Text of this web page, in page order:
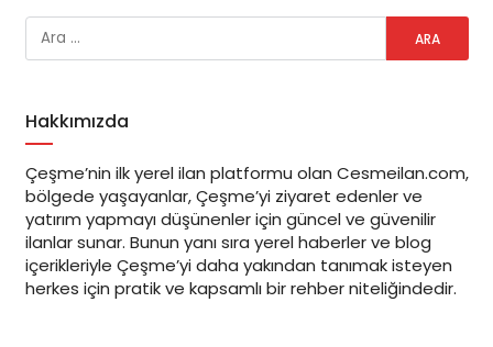
Hakkımızda
Çeşme’nin ilk yerel ilan platformu olan Cesmeilan.com,
bölgede yaşayanlar, Çeşme’yi ziyaret edenler ve
yatırım yapmayı düşünenler için güncel ve güvenilir
ilanlar sunar. Bunun yanı sıra yerel haberler ve blog
içerikleriyle Çeşme’yi daha yakından tanımak isteyen
herkes için pratik ve kapsamlı bir rehber niteliğindedir.